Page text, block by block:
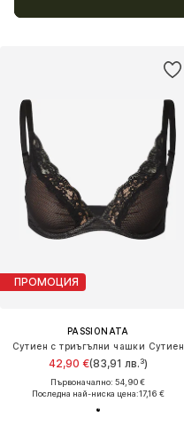
ПРОМОЦИЯ
PASSIONATA
Сутиен с триъгълни чашки Сутиен
42,90 €(83,91 лв.³)
Първоначално: 54,90 €
Последна най-ниска цена:17,16 €